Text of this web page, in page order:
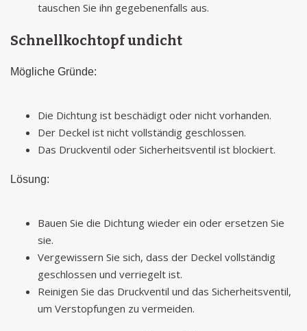
tauschen Sie ihn gegebenenfalls aus.
Schnellkochtopf undicht
Mögliche Gründe:
Die Dichtung ist beschädigt oder nicht vorhanden.
Der Deckel ist nicht vollständig geschlossen.
Das Druckventil oder Sicherheitsventil ist blockiert.
Lösung:
Bauen Sie die Dichtung wieder ein oder ersetzen Sie
sie.
Vergewissern Sie sich, dass der Deckel vollständig
geschlossen und verriegelt ist.
Reinigen Sie das Druckventil und das Sicherheitsventil,
um Verstopfungen zu vermeiden.